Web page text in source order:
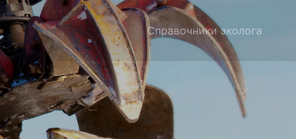
Справочники эколога